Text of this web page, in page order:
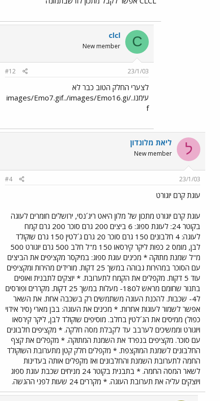
C
clcl
New member
23/1/03
#12
לצערי החלק הטוב כבר לא
עימנו../images/Emo7.gif../images/Emo16.gi
f
ל ליאת מלונדון
New member
23/1/03
#4
עוגת קרם יוגורט
עוגת קרם יוגורט מתכון של מלון היאט ריג´נסי, ירושלים חומרים לעוגה
בקוטר 24: לעוגת ספוג: 6 ביצים 200 גרם סוכר 200 גרם קמח
לעוגה: 4 חלבונים 150 גרם סוכר 20 גרם ג´לטין 150 גרם שוקולד
לבן, מומס 2 כפות ליקר קירסאו 150 מ"ל חלב 500 גרם יוגורט 500
מ"ל שמנת מתוקה * מכינים עוגת ספוג: במיקסר מקציפים את הביצים
עם הסוכר במהירות גבוהה במשך 25 דקות. מורידים מהירות ומקציפים
עוד 5 דקות. מקפלים את הקמח לתערובת. * יוצקים לתבנית ואופים
בתנור שחומם מראש ל180- מעלות במשך 25 דקות. מקררים ופורסים
ל4- שכבות. להכנת העוגה משתמשים רק בשכבה אחת. את השאר
אפשר לשמור לעוגות אחרות. * מכינים את העוגה: בבן מארי (סיר אידוי
כפול) ממיסים את הג´לטין בחלב. מוסיפים שוקולד לבן, ליקר קירסאו
ויוגורט וממשיכים לערבב עד לקבלת מסה חלקה. * מקציפים חלבונים
עם סוכר. מקציפים בנפרד את השמנת המתוקה. * מקפלים את קצף
החלבונים לשמנת המוקצפת. * מקפלים חלק קטן מתערובת השוקולד
החמה לתערובת השמנת והחלבונים ואז מקפלים אותה בעדינות
לשאר המסה החמה. * בתבנית בקוטר 24 מניחים שכבת עוגת ספוג
ויוצקים עליה את תערובת העוגה. * מקררים 24 שעות לפני ההגשה.